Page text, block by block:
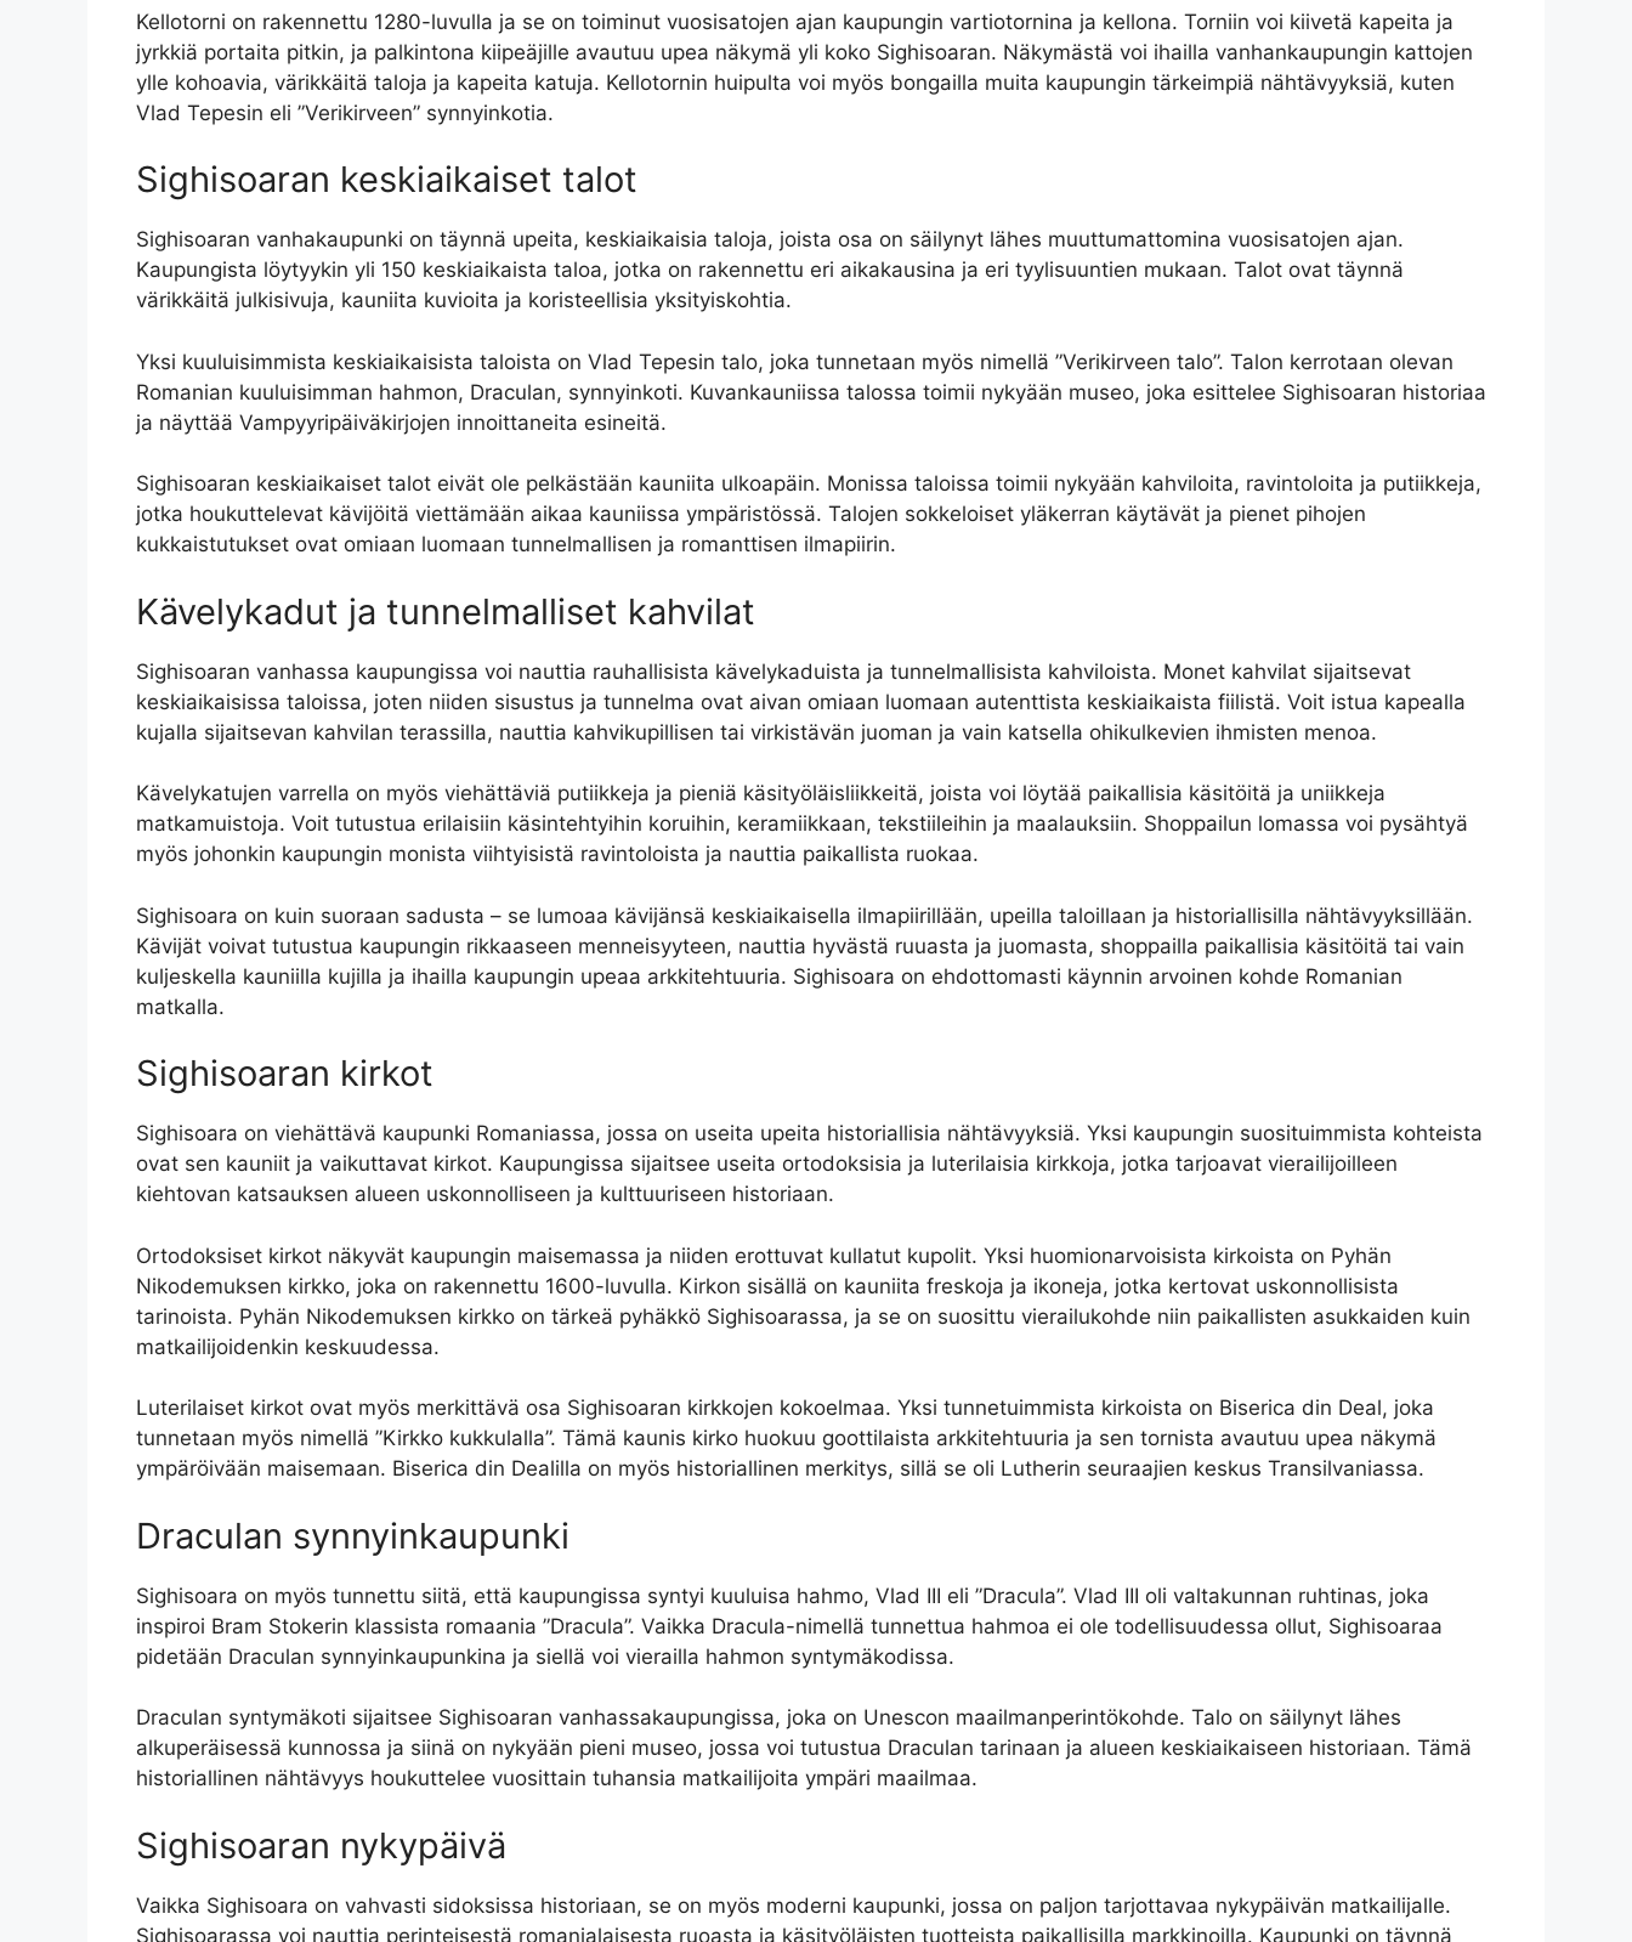
Kellotorni on rakennettu 1280-luvulla ja se on toiminut vuosisatojen ajan kaupungin vartiotornina ja kellona. Torniin voi kiivetä kapeita ja
jyrkkiä portaita pitkin, ja palkintona kiipeäjille avautuu upea näkymä yli koko Sighisoaran. Näkymästä voi ihailla vanhankaupungin kattojen
ylle kohoavia, värikkäitä taloja ja kapeita katuja. Kellotornin huipulta voi myös bongailla muita kaupungin tärkeimpiä nähtävyyksiä, kuten
Vlad Tepesin eli ”Verikirveen” synnyinkotia.
Sighisoaran keskiaikaiset talot
Sighisoaran vanhakaupunki on täynnä upeita, keskiaikaisia taloja, joista osa on säilynyt lähes muuttumattomina vuosisatojen ajan.
Kaupungista löytyykin yli 150 keskiaikaista taloa, jotka on rakennettu eri aikakausina ja eri tyylisuuntien mukaan. Talot ovat täynnä
värikkäitä julkisivuja, kauniita kuvioita ja koristeellisia yksityiskohtia.
Yksi kuuluisimmista keskiaikaisista taloista on Vlad Tepesin talo, joka tunnetaan myös nimellä ”Verikirveen talo”. Talon kerrotaan olevan
Romanian kuuluisimman hahmon, Draculan, synnyinkoti. Kuvankauniissa talossa toimii nykyään museo, joka esittelee Sighisoaran historiaa
ja näyttää Vampyyripäiväkirjojen innoittaneita esineitä.
Sighisoaran keskiaikaiset talot eivät ole pelkästään kauniita ulkoapäin. Monissa taloissa toimii nykyään kahviloita, ravintoloita ja putiikkeja,
jotka houkuttelevat kävijöitä viettämään aikaa kauniissa ympäristössä. Talojen sokkeloiset yläkerran käytävät ja pienet pihojen
kukkaistutukset ovat omiaan luomaan tunnelmallisen ja romanttisen ilmapiirin.
Kävelykadut ja tunnelmalliset kahvilat
Sighisoaran vanhassa kaupungissa voi nauttia rauhallisista kävelykaduista ja tunnelmallisista kahviloista. Monet kahvilat sijaitsevat
keskiaikaisissa taloissa, joten niiden sisustus ja tunnelma ovat aivan omiaan luomaan autenttista keskiaikaista fiilistä. Voit istua kapealla
kujalla sijaitsevan kahvilan terassilla, nauttia kahvikupillisen tai virkistävän juoman ja vain katsella ohikulkevien ihmisten menoa.
Kävelykatujen varrella on myös viehättäviä putiikkeja ja pieniä käsityöläisliikkeitä, joista voi löytää paikallisia käsitöitä ja uniikkeja
matkamuistoja. Voit tutustua erilaisiin käsintehtyihin koruihin, keramiikkaan, tekstiileihin ja maalauksiin. Shoppailun lomassa voi pysähtyä
myös johonkin kaupungin monista viihtyisistä ravintoloista ja nauttia paikallista ruokaa.
Sighisoara on kuin suoraan sadusta – se lumoaa kävijänsä keskiaikaisella ilmapiirillään, upeilla taloillaan ja historiallisilla nähtävyyksillään.
Kävijät voivat tutustua kaupungin rikkaaseen menneisyyteen, nauttia hyvästä ruuasta ja juomasta, shoppailla paikallisia käsitöitä tai vain
kuljeskella kauniilla kujilla ja ihailla kaupungin upeaa arkkitehtuuria. Sighisoara on ehdottomasti käynnin arvoinen kohde Romanian
matkalla.
Sighisoaran kirkot
Sighisoara on viehättävä kaupunki Romaniassa, jossa on useita upeita historiallisia nähtävyyksiä. Yksi kaupungin suosituimmista kohteista
ovat sen kauniit ja vaikuttavat kirkot. Kaupungissa sijaitsee useita ortodoksisia ja luterilaisia kirkkoja, jotka tarjoavat vierailijoilleen
kiehtovan katsauksen alueen uskonnolliseen ja kulttuuriseen historiaan.
Ortodoksiset kirkot näkyvät kaupungin maisemassa ja niiden erottuvat kullatut kupolit. Yksi huomionarvoisista kirkoista on Pyhän
Nikodemuksen kirkko, joka on rakennettu 1600-luvulla. Kirkon sisällä on kauniita freskoja ja ikoneja, jotka kertovat uskonnollisista
tarinoista. Pyhän Nikodemuksen kirkko on tärkeä pyhäkkö Sighisoarassa, ja se on suosittu vierailukohde niin paikallisten asukkaiden kuin
matkailijoidenkin keskuudessa.
Luterilaiset kirkot ovat myös merkittävä osa Sighisoaran kirkkojen kokoelmaa. Yksi tunnetuimmista kirkoista on Biserica din Deal, joka
tunnetaan myös nimellä ”Kirkko kukkulalla”. Tämä kaunis kirko huokuu goottilaista arkkitehtuuria ja sen tornista avautuu upea näkymä
ympäröivään maisemaan. Biserica din Dealilla on myös historiallinen merkitys, sillä se oli Lutherin seuraajien keskus Transilvaniassa.
Draculan synnyinkaupunki
Sighisoara on myös tunnettu siitä, että kaupungissa syntyi kuuluisa hahmo, Vlad III eli ”Dracula”. Vlad III oli valtakunnan ruhtinas, joka
inspiroi Bram Stokerin klassista romaania ”Dracula”. Vaikka Dracula-nimellä tunnettua hahmoa ei ole todellisuudessa ollut, Sighisoaraa
pidetään Draculan synnyinkaupunkina ja siellä voi vierailla hahmon syntymäkodissa.
Draculan syntymäkoti sijaitsee Sighisoaran vanhassakaupungissa, joka on Unescon maailmanperintökohde. Talo on säilynyt lähes
alkuperäisessä kunnossa ja siinä on nykyään pieni museo, jossa voi tutustua Draculan tarinaan ja alueen keskiaikaiseen historiaan. Tämä
historiallinen nähtävyys houkuttelee vuosittain tuhansia matkailijoita ympäri maailmaa.
Sighisoaran nykypäivä
Vaikka Sighisoara on vahvasti sidoksissa historiaan, se on myös moderni kaupunki, jossa on paljon tarjottavaa nykypäivän matkailijalle.
Sighisoarassa voi nauttia perinteisestä romanialaisesta ruoasta ja käsityöläisten tuotteista paikallisilla markkinoilla. Kaupunki on täynnä